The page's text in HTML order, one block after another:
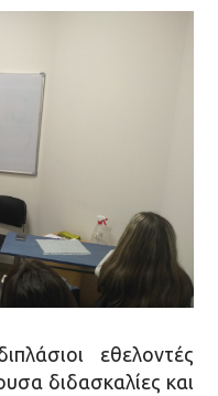
εθελοντές
διδασκαλίες και